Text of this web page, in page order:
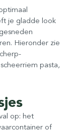
je gladde look
Hieronder zie
pasta,
op: het
of